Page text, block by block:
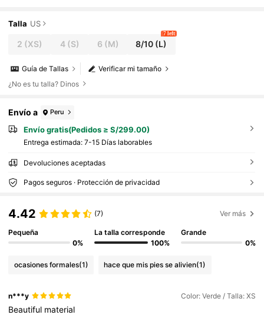
de música, primavera y verano, ropa para mujer
Talla US
2 (XS) 4(S) 6 (M) 8/10 (L)
7 left
Verificar mi tamaño
Guía de Tallas
¿No es tu talla? Dinos
Envío a Peru
Envío gratis(Pedidos ≥ S/299.00)
Entrega estimada: 7-15 Días laborables
Devoluciones aceptadas
Pagos seguros · Protección de privacidad
4.42 (7) Ver más
Pequeña
0%
La talla corresponde
100%
Grande
0%
ocasiones formales(1) hace que mis pies se alivien(1)
n***y Color: Verde / Talla: XS
Beautiful material